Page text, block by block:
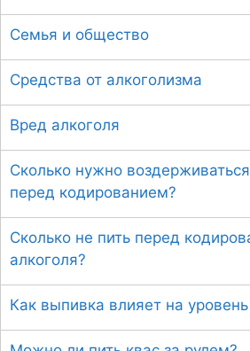
Семья и общество
Средства от алкоголизма
Вред алкоголя
Сколько нужно
перед кодированием?
Сколько не пить перед
алкоголя?
Как выпивка влияет на